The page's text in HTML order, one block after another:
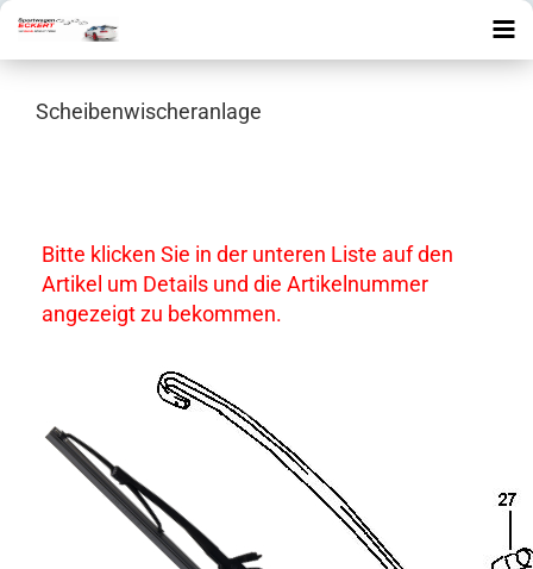
Scheibenwischeranlage
Bitte klicken Sie in der unteren Liste auf den
Artikel um Details und die Artikelnummer
angezeigt zu bekommen.